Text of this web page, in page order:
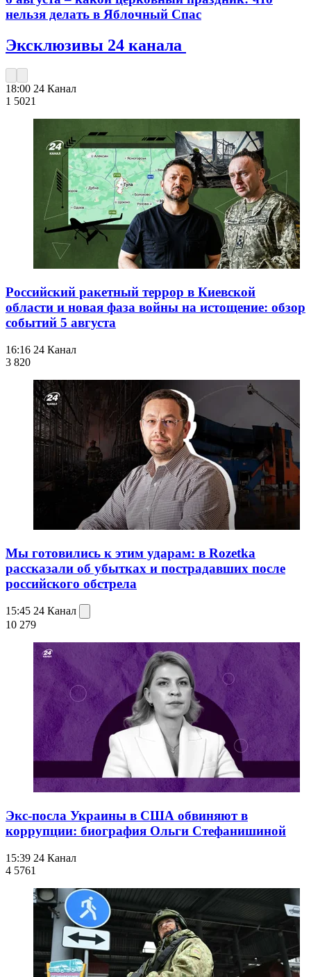
нельзя делать в Яблочный Спас
Эксклюзивы 24 канала
18:00 24 Канал
1 5021
Российский ракетный террор в Киевской
области и новая фаза войны на истощение: обзор
событий 5 августа
16:16 24 Канал
3 820
Мы готовились к этим ударам: в Rozetka
рассказали об убытках и пострадавших после
российского обстрела
15:45 24 Канал
10 279
Экс-посла Украины в США обвиняют в
коррупции: биография Ольги Стефанишиной
15:39 24 Канал
4 5761